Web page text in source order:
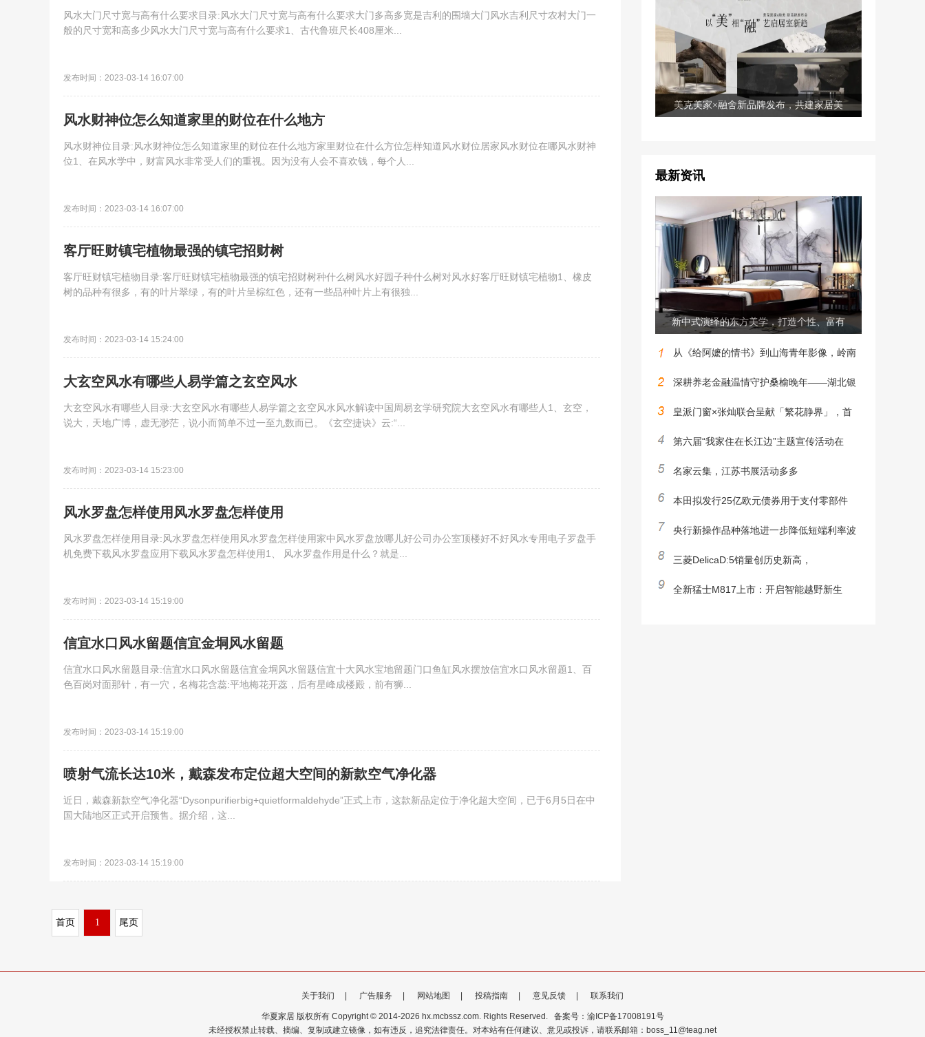
风水大门尺寸宽与高有什么要求目录:风水大门尺寸宽与高有什么要求大门多高多宽是吉利的围墙大门风水吉利尺寸农村大门一
般的尺寸宽和高多少风水大门尺寸宽与高有什么要求1、古代鲁班尺长408厘米...
发布时间：2023-03-14 16:07:00
风水财神位怎么知道家里的财位在什么地方
风水财神位目录:风水财神位怎么知道家里的财位在什么地方家里财位在什么方位怎样知道风水财位居家风水财位在哪风水财神
位1、在风水学中，财富风水非常受人们的重视。因为没有人会不喜欢钱，每个人...
发布时间：2023-03-14 16:07:00
客厅旺财镇宅植物最强的镇宅招财树
客厅旺财镇宅植物目录:客厅旺财镇宅植物最强的镇宅招财树种什么树风水好园子种什么树对风水好客厅旺财镇宅植物1、橡皮
树的品种有很多，有的叶片翠绿，有的叶片呈棕红色，还有一些品种叶片上有很独...
发布时间：2023-03-14 15:24:00
大玄空风水有哪些人易学篇之玄空风水
大玄空风水有哪些人目录:大玄空风水有哪些人易学篇之玄空风水风水解读中国周易玄学研究院大玄空风水有哪些人1、玄空，
说大，天地广博，虚无渺茫，说小而简单不过一至九数而已。《玄空捷诀》云:“...
发布时间：2023-03-14 15:23:00
风水罗盘怎样使用风水罗盘怎样使用
风水罗盘怎样使用目录:风水罗盘怎样使用风水罗盘怎样使用家中风水罗盘放哪儿好公司办公室顶楼好不好风水专用电子罗盘手
机免费下载风水罗盘应用下载风水罗盘怎样使用1、 风水罗盘作用是什么？就是...
发布时间：2023-03-14 15:19:00
信宜水口风水留题信宜金垌风水留题
信宜水口风水留题目录:信宜水口风水留题信宜金垌风水留题信宜十大风水宝地留题门口鱼缸风水摆放信宜水口风水留题1、百
色百岗对面那针，有一穴，名梅花含蕊:平地梅花开蕊，后有星峰成楼殿，前有狮...
发布时间：2023-03-14 15:19:00
喷射气流长达10米，戴森发布定位超大空间的新款空气净化器
近日，戴森新款空气净化器“Dysonpurifierbig+quietformaldehyde”正式上市，这款新品定位于净化超大空间，已于6月5日在中
国大陆地区正式开启预售。据介绍，这...
发布时间：2023-03-14 15:19:00
首页 1 尾页
美克美家×融舍新品牌发布，共建家居美
最新资讯
新中式演绎的东方美学，打造个性、富有
从《给阿嬷的情书》到山海青年影像，岭南
深耕养老金融温情守护桑榆晚年——湖北银
皇派门窗×张灿联合呈献「繁花静界」，首
第六届“我家住在长江边”主题宣传活动在
名家云集，江苏书展活动多多
本田拟发行25亿欧元债券用于支付零部件
央行新操作品种落地进一步降低短端利率波
三菱DelicaD:5销量创历史新高，
全新猛士M817上市：开启智能越野新生
关于我们 广告服务 网站地图 投稿指南 意见反馈 联系我们
华夏家居 版权所有 Copyright © 2014-2026 hx.mcbssz.com. Rights Reserved. 备案号：渝ICP备17008191号
未经授权禁止转载、摘编、复制或建立镜像，如有违反，追究法律责任。对本站有任何建议、意见或投诉，请联系邮箱：boss_11@teag.net